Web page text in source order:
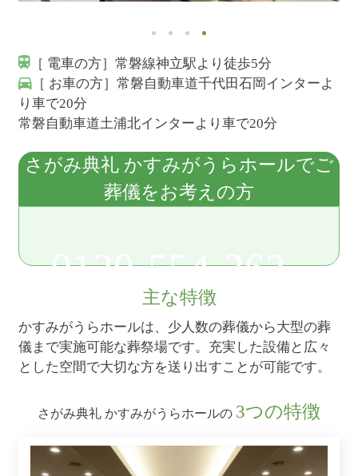
［ 電車の方］常磐線神立駅より徒歩5分
［ お車の方］常磐自動車道千代田石岡インターよ
り車で20分
常磐自動車道土浦北インターより車で20分
さがみ典礼 かすみがうらホールでご
葬儀をお考えの方
0120-554-262
主な特徴
かすみがうらホールは、少人数の葬儀から大型の葬
儀まで実施可能な葬祭場です。充実した設備と広々
とした空間で大切な方を送り出すことが可能です。
さがみ典礼 かすみがうらホールの 3つの特徴